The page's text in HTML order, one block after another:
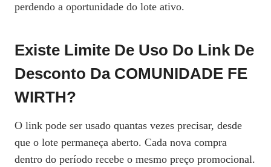
perdendo a oportunidade do lote ativo.
Existe Limite De Uso Do Link De
Desconto Da COMUNIDADE FE
WIRTH?
O link pode ser usado quantas vezes precisar, desde
que o lote permaneça aberto. Cada nova compra
dentro do período recebe o mesmo preço promocional.